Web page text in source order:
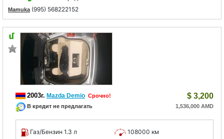
Mamuka(995) 568222152
2003г. Mazda Demio Срочно! $ 3,200
В кредит не предлагать 1,536,000 AMD
Газ/Бензин 1.3 л
108000 км